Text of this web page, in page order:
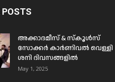
POSTS
അക്കാദമീസ് & സ്കൂൾസ്
സോക്കർ കാർണിവൽ വെള്ളി
ശനി ദിവസങ്ങളിൽ
May 1, 2025